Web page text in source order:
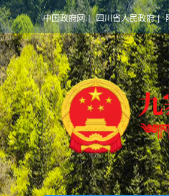
中国政府网 | 四川省人民政府 |